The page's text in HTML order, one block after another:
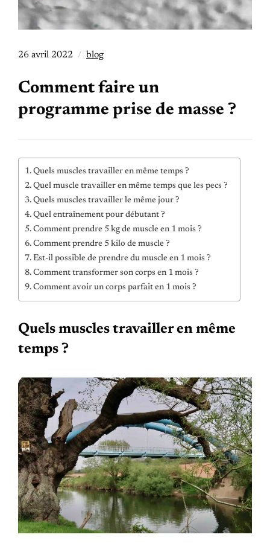
26 avril 2022 blog
Comment faire un
programme prise de masse ?
Quels muscles travailler en même temps ?
Quel muscle travailler en même temps que les pecs ?
Quels muscles travailler le même jour ?
Quel entraînement pour débutant ?
Comment prendre 5 kg de muscle en 1 mois ?
Comment prendre 5 kilo de muscle ?
Est-il possible de prendre du muscle en 1 mois ?
Comment transformer son corps en 1 mois ?
Comment avoir un corps parfait en 1 mois ?
Quels muscles travailler en même
temps ?